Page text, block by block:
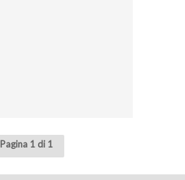
Pagina 1 di 1